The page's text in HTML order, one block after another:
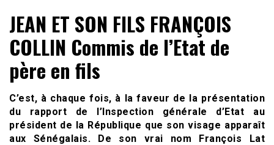
JEAN ET SON FILS FRANÇOIS
COLLIN Commis de l’Etat de
père en fils
C’est, à chaque fois, à la faveur de la présentation
du rapport de l’Inspection générale d’Etat au
président de la République que son visage apparaît
aux Sénégalais. De son vrai nom François Lat